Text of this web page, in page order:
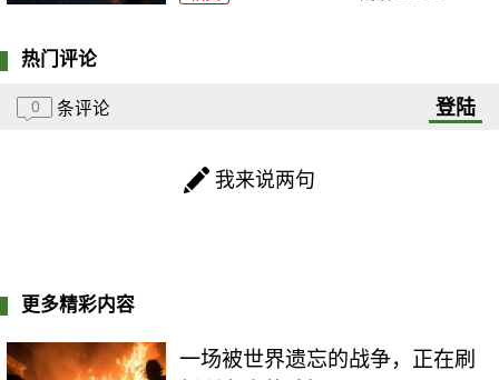
热门评论
0 条评论 登陆
我来说两句
更多精彩内容
一场被世界遗忘的战争，正在刷